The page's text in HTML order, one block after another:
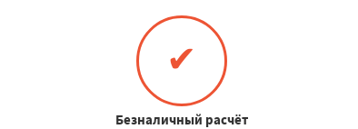
✔
Безналичный расчёт